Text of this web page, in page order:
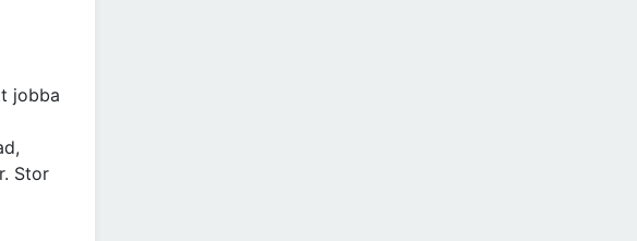
jobba
Stor